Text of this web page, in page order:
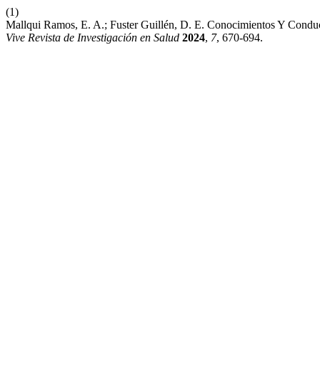
(1)
Mallqui Ramos, E. A.; Fuster Guillén, D. E. Conocimientos Y
Vive Revista de Investigación en Salud 2024, 7, 670-694.